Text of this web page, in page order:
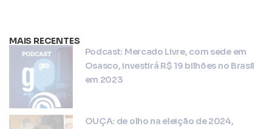
MAIS RECENTES
Podcast: Mercado Livre, com sede em
Osasco, investirá R$ 19 bilhões no Brasil
em 2023
OUÇA: de olho na eleição de 2024,